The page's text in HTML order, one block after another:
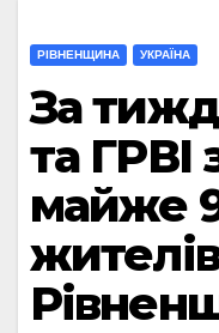
РІВНЕНЩИНА УКРАЇНА
За
та ГРВІ
майже
жителів